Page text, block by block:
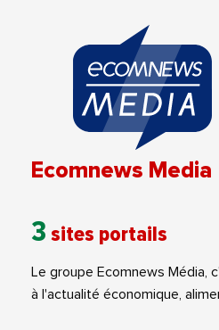
Ecomnews Media
3 sites portails
Le groupe Ecomnews Média,
à l'actualité économique,